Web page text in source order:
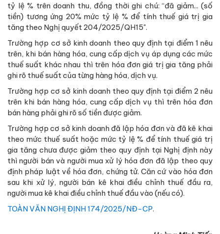
tỷ lệ % trên doanh thu, đồng thời ghi chú: “đã giảm... (số
tiền) tương ứng 20% mức tỷ lệ % để tính thuế giá trị gia
tăng theo Nghị quyết 204/2025/QH15".
Trường hợp cơ sở kinh doanh theo quy định tại điểm 1 nêu
trên, khi bán hàng hóa, cung cấp dịch vụ áp dụng các mức
thuế suất khác nhau thì trên hóa đơn giá trị gia tăng phải
ghi rõ thuế suất của từng hàng hóa, dịch vụ.
Trường hợp cơ sở kinh doanh theo quy định tại điểm 2 nêu
trên khi bán hàng hóa, cung cấp dịch vụ thì trên hóa đơn
bán hàng phải ghi rõ số tiền được giảm.
Trường hợp cơ sở kinh doanh đã lập hóa đơn và đã kê khai
theo mức thuế suất hoặc mức tỷ lệ % để tính thuế giá trị
gia tăng chưa được giảm theo quy định tại Nghị định này
thì người bán và người mua xử lý hóa đơn đã lập theo quy
định pháp luật về hóa đơn, chứng tử. Căn cứ vào hóa đơn
sau khi xử lý, người bán kê khai điều chỉnh thuế đầu ra,
người mua kê khai điều chỉnh thuế đầu vào (nếu có).
TOÀN VĂN NGHỊ ĐỊNH 174/2025/NĐ-CP.